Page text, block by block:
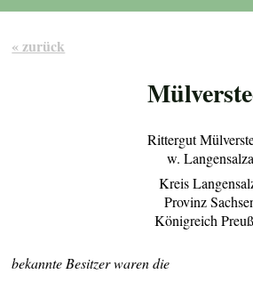
« zurück
Rittergut
w. Langensalza
Kreis
Provinz
Königreich
bekannte Besitzer waren die